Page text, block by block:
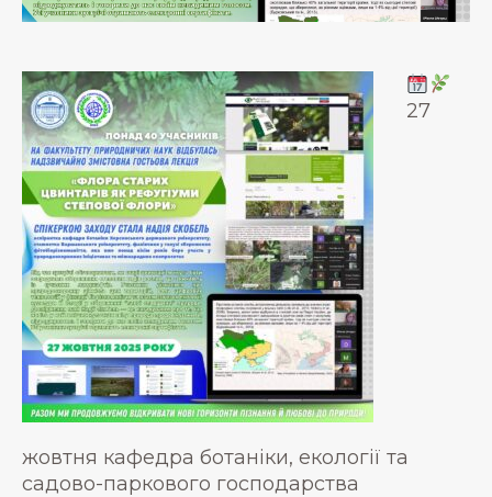
27
жовтня кафедра ботаніки, екології та
садово-паркового господарства